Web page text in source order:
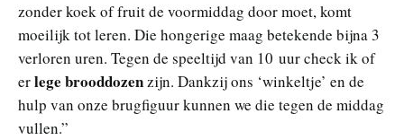
zonder koek of fruit de voormiddag door moet, komt
moeilijk tot leren. Die hongerige maag betekende bijna 3
verloren uren. Tegen de speeltijd van 10 uur check ik of
erlege brooddozenzijn. Dankzij ons ‘winkeltje’ en de
hulp van onze brugfiguur kunnen we die tegen de middag
vullen.”